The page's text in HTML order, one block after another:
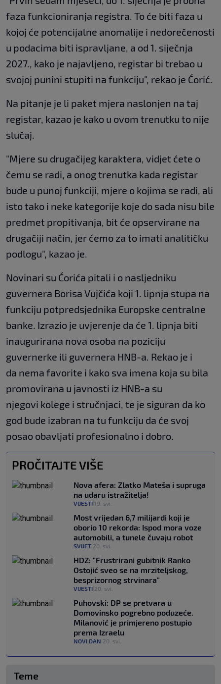
faza funkcioniranja registra. To će biti faza u
kojoj će potencijalne anomalije i nedorečenosti
u podacima biti ispravljane, a od 1. siječnja
2027., kako je najavljeno, registar bi trebao u
svojoj punini stupiti na funkciju", rekao je Ćorić.
Na pitanje je li paket mjera naslonjen na taj
registar, kazao je kako u ovom trenutku to nije
slučaj.
"Mjere su drugačijeg karaktera, vidjet ćete o
čemu se radi, a onog trenutka kada registar
bude u punoj funkciji, mjere o kojima se radi, ali
isto tako i neke kategorije koje do sada nisu bile
predmet propitivanja, bit će opservirane na
drugačiji način, jer ćemo za to imati analitičku
podlogu", kazao je.
Novinari su Ćorića pitali i o nasljedniku
guvernera Borisa Vujčića koji 1. lipnja stupa na
funkciju potpredsjednika Europske centralne
banke. Izrazio je uvjerenje da će 1. lipnja biti
inaugurirana nova osoba na poziciju
guvernerke ili guvernera HNB-a. Rekao je i
da nema favorite i kako sva imena koja su bila
promovirana u javnosti iz HNB-a su
njegovi kolege i stručnjaci, te je siguran da ko
god bude izabran na tu funkciju da će svoj
posao obavljati profesionalno i dobro.
PROČITAJTE VIŠE
Nova afera: Zlatko Mateša i supruga
na udaru istražitelja!
VIJESTI 19. svi.
Most vrijedan 6,7 milijardi koji je
oborio 10 rekorda: Ispod mora voze
automobili, a tunele čuvaju robot
SVIJET 20. svi.
HDZ: "Frustrirani gubitnik Ranko
Ostojić sveo se na mrziteljskog,
besprizornog strvinara"
VIJESTI 20. svi.
Puhovski: DP se pretvara u
Domovinsko pogrebno poduzeće.
Milanović je primjereno postupio
prema Izraelu
NOVI DAN 20. svi.
Teme